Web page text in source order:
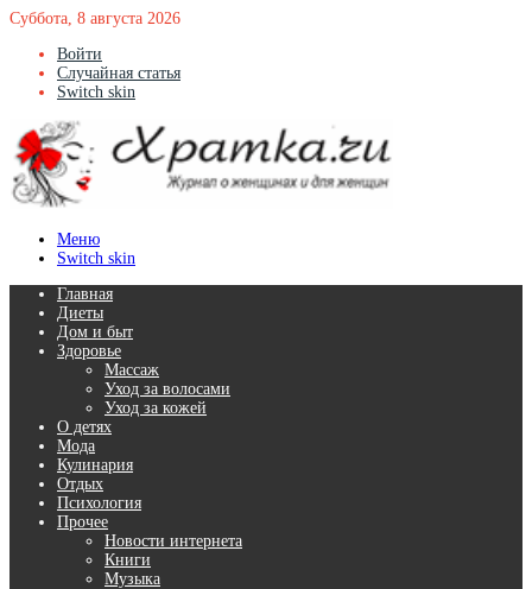
Суббота, 8 августа 2026
Войти
Случайная статья
Switch skin
Меню
Switch skin
Главная
Диеты
Дом и быт
Здоровье
Массаж
Уход за волосами
Уход за кожей
О детях
Мода
Кулинария
Отдых
Психология
Прочее
Новости интернета
Книги
Музыка